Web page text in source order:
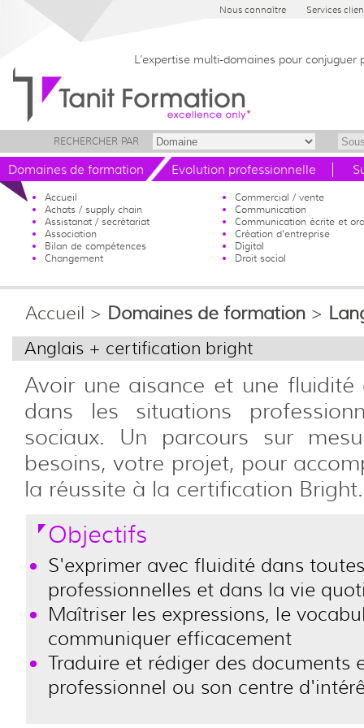
Nous connaître Services
L’expertise multi-domaines pour
RECHERCHER PAR
Domaines de formation Evolution professionnelle
Accueil
Achats / supply chain
Assistanat / secrétariat
Association
Bilan de compétences
Changement
Commercial / vente
Communication
Communication écrite et
Création d'entreprise
Digital
Droit social
Accueil > Domaines de formation >
Anglais + certification bright
Avoir une aisance et une
dans les situations
sociaux. Un parcours sur
besoins, votre projet, pour
la réussite à la certification Bright.
Objectifs
S'exprimer avec fluidité dans
professionnelles et dans la vie
Maîtriser les expressions, le
communiquer efficacement
Traduire et rédiger des documents
professionnel ou son centre